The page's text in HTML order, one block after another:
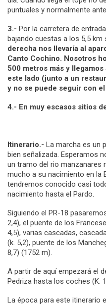
puntuales y normalmente
3.- Por la carretera de
bajando cuestas a los 5,5 km
derecha nos llevaría al
Canto Cochino. Nosotros
500 metros más y
este lado (junto a un
y no se puede seguir con
4.- En muy escasos sitios
Itinerario.- La marcha es un
bien señalizada. Esperamos
un tramo del rio manzanares
mucho a su nacimiento en la
tendremos conocido casi
nacimiento hasta el Pardo.
Siguiendo el PR-18
2,4), el puente de los
4,5), varias cascadas,
(k. 5,2), puente de los
8,7) (1752 m).
A partir de aquí empezará el
Pedriza hasta los coches (K.
La época para este itinerario